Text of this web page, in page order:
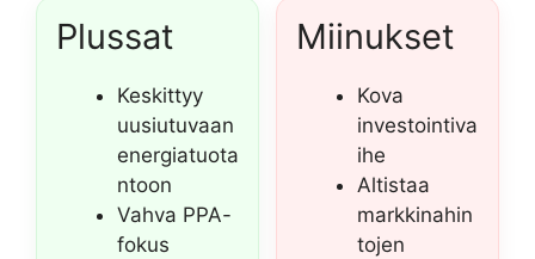
Plussat
Keskittyy
uusiutuvaan
energiatuota
ntoon
Vahva PPA-
fokus
Miinukset
Kova
investointiva
ihe
Altistaa
markkinahin
tojen